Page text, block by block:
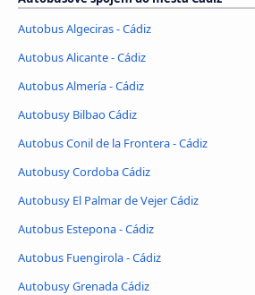
Autobus Algeciras - Cádiz
Autobus Alicante - Cádiz
Autobus Almería - Cádiz
Autobusy Bilbao Cádiz
Autobus Conil de la Frontera - Cádiz
Autobusy Cordoba Cádiz
Autobusy El Palmar de Vejer Cádiz
Autobus Estepona - Cádiz
Autobus Fuengirola - Cádiz
Autobusy Grenada Cádiz